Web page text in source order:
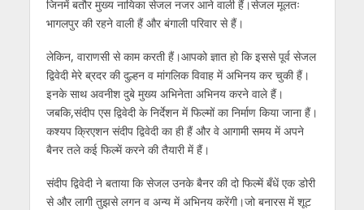
p k er
जिनमें बतौर मुख्य नायिका सेजल नजर आने वाली हैं।सेजल मूलतः
भागलपुर की रहने वाली हैं और बंगाली परिवार से हैं।
लेकिन, वाराणसी से काम करती हैं।आपको ज्ञात हो कि इससे पूर्व सेजल
द्विवेदी मेरे ब्रदर की दुल्हन व मांगलिक विवाह में अभिनय कर चुकी हैं।
इनके साथ अवनीश दुबे मुख्य अभिनेता अभिनय करने वाले हैं।
जबकि,संदीप एस द्विवेदी के निर्देशन में फिल्मों का निर्माण किया जाना हैं।
कश्यप क्रिएशन संदीप द्विवेदी का ही हैं और वे आगामी समय में अपने
बैनर तले कई फिल्में करने की तैयारी में हैं।
संदीप द्विवेदी ने बताया कि सेजल उनके बैनर की दो फिल्में बँधें एक डोरी
से और लागी तुझसे लगन व अन्य में अभिनय करेंगी।जो बनारस में शूट